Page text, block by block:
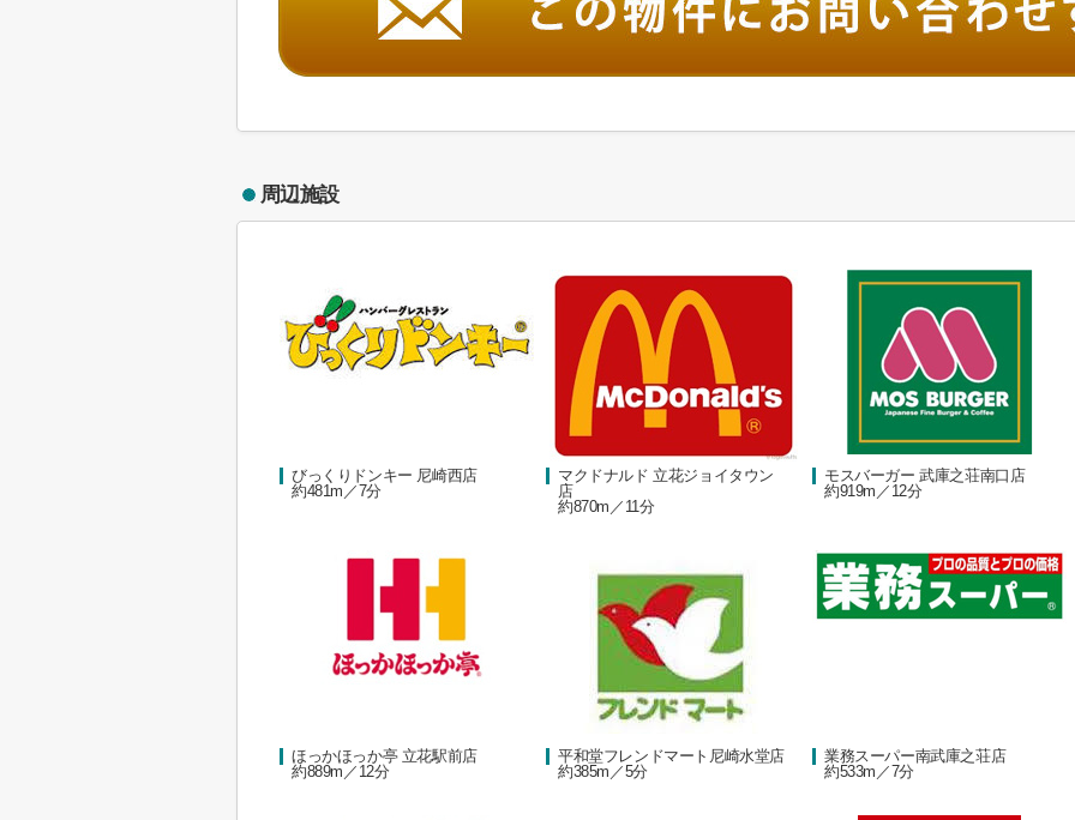
周辺施設
びっくりドンキー 尼崎西店
約481m／7分
マクドナルド 立花ジョイタウン
店
約870m／11分
モスバーガー 武庫之荘南口店
約919m／12分
ほっかほっか亭 立花駅前店
約889m／12分
平和堂フレンドマート尼崎水堂店
約385m／5分
業務スーパー南武庫之荘店
約533m／7分